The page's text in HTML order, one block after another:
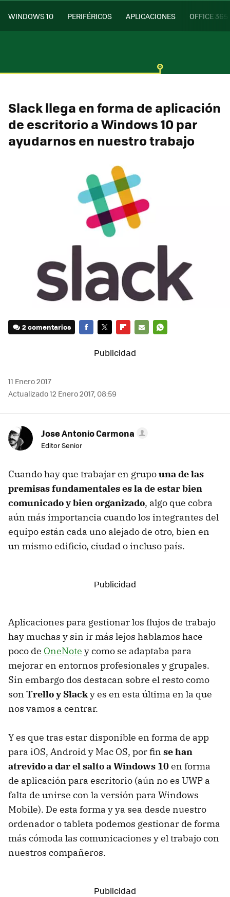
WINDOWS 10 PERIFÉRICOS APLICACIONES OFFICE 365
Slack llega en forma de aplicación
de escritorio a Windows 10 par
ayudarnos en nuestro trabajo
2 comentarios
MAIL
11 Enero 2017
Actualizado 12 Enero 2017, 08:59
Jose Antonio Carmona
Editor Senior
Cuando hay que trabajar en grupouna de las
premisas fundamentales es la de estar bien
comunicado y bien organizado, algo que cobra
aún más importancia cuando los integrantes del
equipo están cada uno alejado de otro, bien en
un mismo edificio, ciudad o incluso país.
Aplicaciones para gestionar los flujos de trabajo
hay muchas y sin ir más lejos hablamos hace
poco de OneNote y como se adaptaba para
mejorar en entornos profesionales y grupales.
Sin embargo dos destacan sobre el resto como
son Trello y Slacky es en esta última en la que
nos vamos a centrar.
Y es que tras estar disponible en forma de app
para iOS, Android y Mac OS, por fin se han
atrevido a dar el salto a Windows 10en forma
de aplicación para escritorio (aún no es UWP a
falta de unirse con la versión para Windows
Mobile). De esta forma y ya sea desde nuestro
ordenador o tableta podemos gestionar de forma
más cómoda las comunicaciones y el trabajo con
nuestros compañeros.